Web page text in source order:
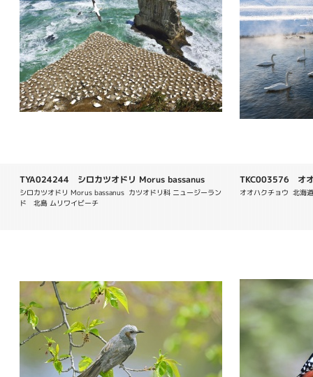
TYA024244 シロカツオドリ Morus bassanus
シロカツオドリ Morus bassanus  カツオドリ科 ニュージーラン
ド　北島 ムリワイビーチ
TKC003576 オオ
オオハクチョウ  北海